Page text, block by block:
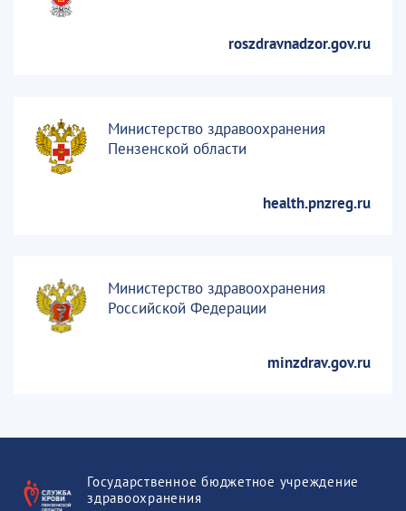
roszdravnadzor.gov.ru
Министерство здравоохранения
Пензенской области
health.pnzreg.ru
Министерство здравоохранения
Российской Федерации
minzdrav.gov.ru
Государственное бюджетное учреждение
здравоохранения